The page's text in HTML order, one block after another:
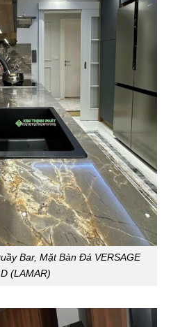
Bar, Mặt Bàn Đá VERSAGE
(LAMAR)